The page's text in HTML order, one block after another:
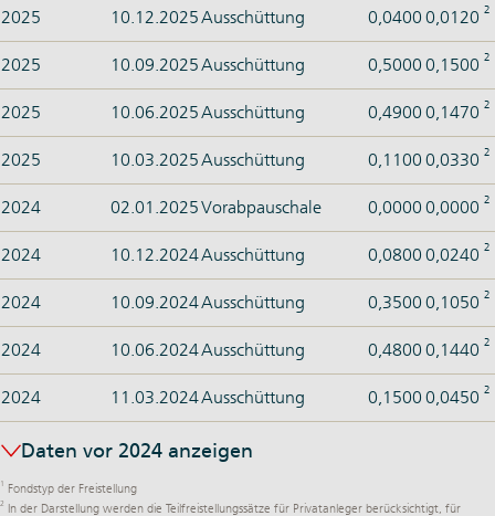
2025 10.12.2025Ausschüttung 0,0400 0,0120 2
2025 10.09.2025Ausschüttung 0,5000 0,1500 2
2025 10.06.2025Ausschüttung 0,4900 0,1470 2
2025 10.03.2025Ausschüttung 0,1100 0,0330 2
2024 02.01.2025Vorabpauschale 0,0000 0,0000 2
2024 10.12.2024Ausschüttung 0,0800 0,0240 2
2024 10.09.2024Ausschüttung 0,3500 0,1050 2
2024 10.06.2024Ausschüttung 0,4800 0,1440 2
2024 11.03.2024Ausschüttung 0,1500 0,0450 2
Daten vor 2024 anzeigen
1 Fondstyp der Freistellung
2
In der Darstellung werden die Teilfreistellungssätze für Privatanleger berücksichtigt, für